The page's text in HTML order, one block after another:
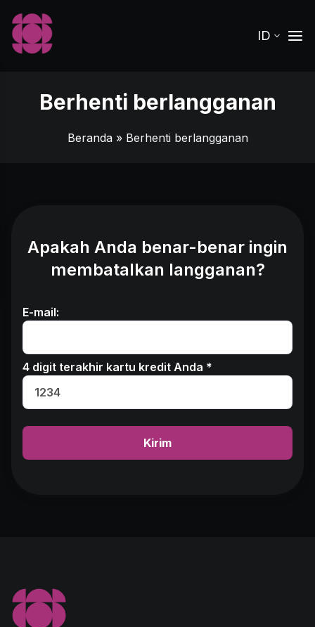
ID
Berhenti berlangganan
Beranda » Berhenti berlangganan
Apakah Anda benar-benar ingin
membatalkan langganan?
E-mail:
4 digit terakhir kartu kredit Anda *